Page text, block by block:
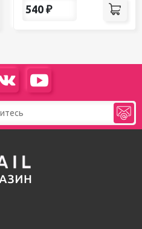
540 ₽